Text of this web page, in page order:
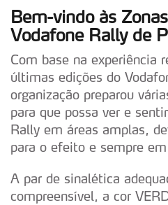
Bem-vindo às
Vodafone Rally de
Com base na experiência
últimas edições do
organização preparou
para que possa ver e
Rally em áreas amplas,
para o efeito e sempre em
A par de sinalética
compreensível, a cor